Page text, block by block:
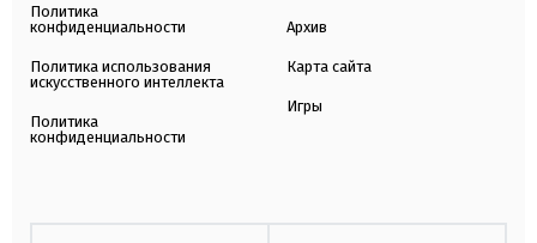
Политика
конфиденциальности
Политика использования
искусственного интеллекта
Политика
конфиденциальности
Архив
Карта сайта
Игры